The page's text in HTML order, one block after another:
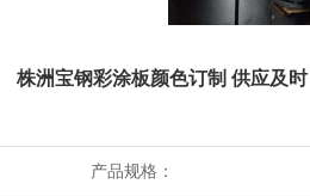
株洲宝钢彩涂板颜色订制 供应及时
产品规格：